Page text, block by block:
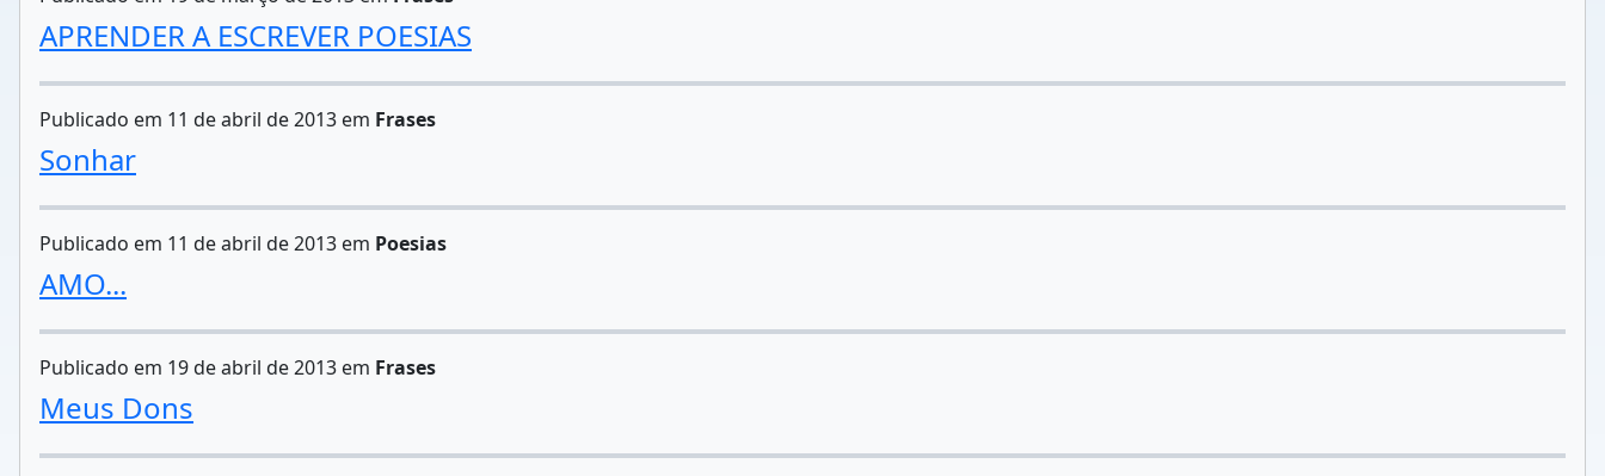
APRENDER A ESCREVER POESIAS
Publicado em 11 de abril de 2013 em Frases
Sonhar
Publicado em 11 de abril de 2013 em Poesias
AMO...
Publicado em 19 de abril de 2013 em Frases
Meus Dons